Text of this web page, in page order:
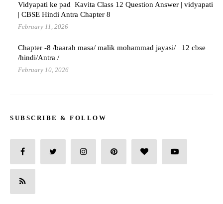
Vidyapati ke pad Kavita Class 12 Question Answer | vidyapati
| CBSE Hindi Antra Chapter 8
February 11, 2026
Chapter -8 /baarah masa/ malik mohammad jayasi/ 12 cbse
/hindi/Antra /
February 10, 2026
SUBSCRIBE & FOLLOW